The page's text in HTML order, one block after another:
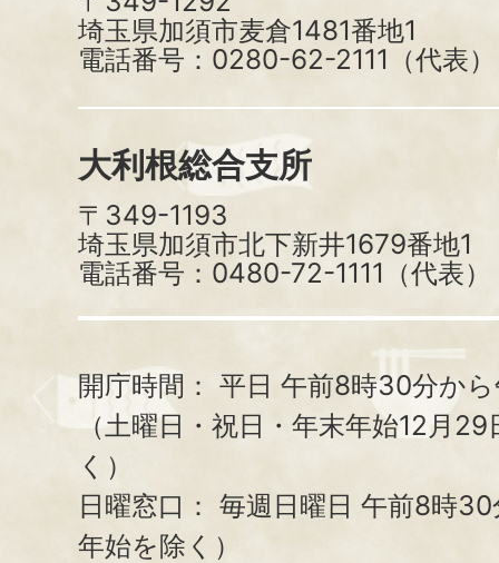
埼玉県加須市麦倉1481番地1
電話番号：0280-62-2111（代表）
大利根総合支所
〒349-1193
埼玉県加須市北下新井1679番地1
電話番号：0480-72-1111（代表）
開庁時間： 平日 午前8時30分か
（土曜日・祝日・年末年始12月
く）
日曜窓口： 毎週日曜日 午前8時
年始を除く）